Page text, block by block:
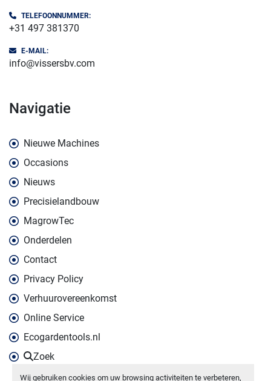
Wij gebruiken cookies om uw browsing activiteiten te verbeteren,
TELEFOONNUMMER:
+31 497 381370
E-MAIL:
info@vissersbv.com
navigatie
Nieuwe Machines
Occasions
Nieuws
Precisielandbouw
MagrowTec
Onderdelen
Contact
Privacy Policy
Verhuurovereenkomst
Online Service
Ecogardentools.nl
Zoek